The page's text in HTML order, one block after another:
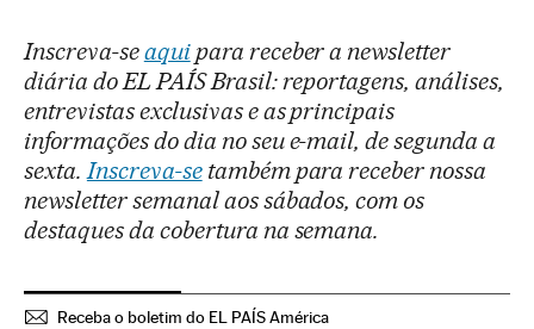
Inscreva-seaquipara receber a newsletter
diária do EL PAÍS Brasil: reportagens, análises,
entrevistas exclusivas e as principais
informações do dia no seu e-mail, de segunda a
sexta.Inscreva-setambém para receber nossa
newsletter semanal aos sábados, com os
destaques da cobertura na semana.
Receba o boletim do EL PAÍS América